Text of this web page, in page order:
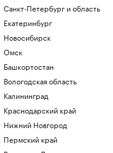
Санкт-Петербург и область
Екатеринбург
Новосибирск
Омск
Башкортостан
Вологодская область
Калининград
Краснодарский край
Нижний Новгород
Пермский край